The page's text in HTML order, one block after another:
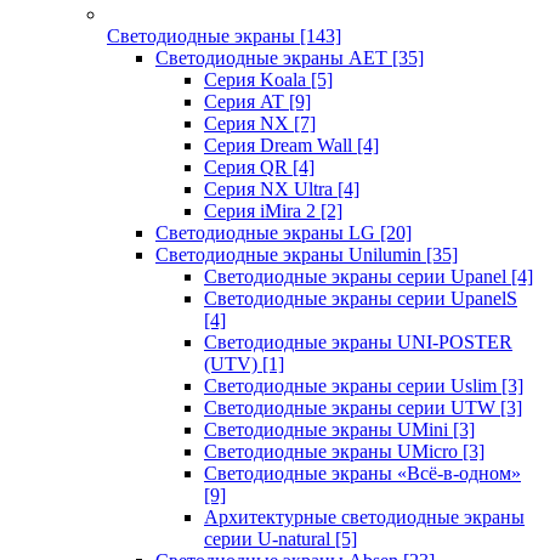
Светодиодные экраны [143]
Светодиодные экраны AET [35]
Cерия Koala [5]
Серия AT [9]
Серия NX [7]
Серия Dream Wall [4]
Серия QR [4]
Серия NX Ultra [4]
Серия iMira 2 [2]
Светодиодные экраны LG [20]
Светодиодные экраны Unilumin [35]
Светодиодные экраны серии Upanel [4]
Светодиодные экраны серии UpanelS
[4]
Светодиодные экраны UNI-POSTER
(UTV) [1]
Светодиодные экраны серии Uslim [3]
Светодиодные экраны серии UTW [3]
Светодиодные экраны UMini [3]
Светодиодные экраны UMicro [3]
Светодиодные экраны «Всё-в-одном»
[9]
Архитектурные светодиодные экраны
серии U-natural [5]